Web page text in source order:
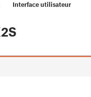
Interface utilisateur